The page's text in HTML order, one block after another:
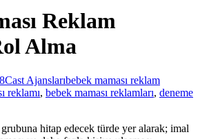
Reklam
Alma
Cast Ajanslarıbebek maması reklam
reklamı, bebek maması reklamları, deneme
hitap edecek türde yer alarak; imal